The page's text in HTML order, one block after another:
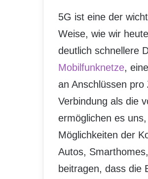
5G ist eine der
Weise, wie wir
deutlich schnellere
Mobilfunknetze,
an Anschlüssen
Verbindung als die
ermöglichen es
Möglichkeiten der
Autos,
beitragen, dass die